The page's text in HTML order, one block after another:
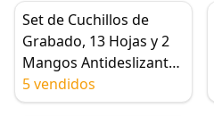
Tallar Madera, Juego de
Cinceles para Madera
para Principiantes,
Juego de Cinceles para
Set de Cuchillos de
Grabado, 13 Hojas y 2
Mangos Antideslizantes
para Madera, Papel y
Manualidades DIY
5 vendidos